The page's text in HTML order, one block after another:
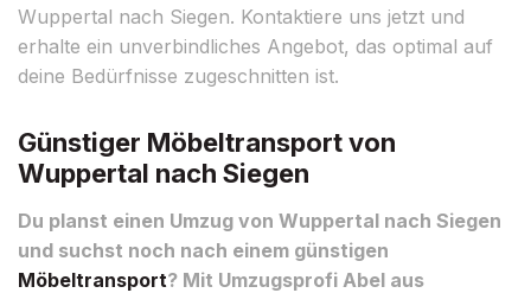
Wuppertal nach Siegen. Kontaktiere uns jetzt und
erhalte ein unverbindliches Angebot, das optimal auf
deine Bedürfnisse zugeschnitten ist.
Günstiger Möbeltransport von
Wuppertal nach Siegen
Du planst einen Umzug von Wuppertal nach Siegen
und suchst noch nach einem günstigen
Möbeltransport? Mit Umzugsprofi Abel aus